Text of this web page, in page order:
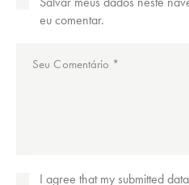
eu comentar.
I agree that my submitted